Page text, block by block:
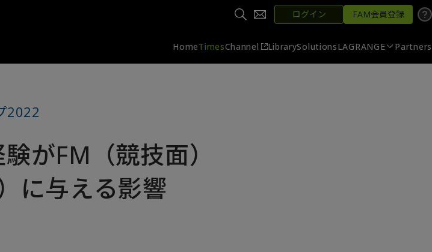
ログイン FAM会員登録
HomeTimesChannel LibrarySolutionsLAGRANGE Partners
2022
がFM（競技面）
に与える影響